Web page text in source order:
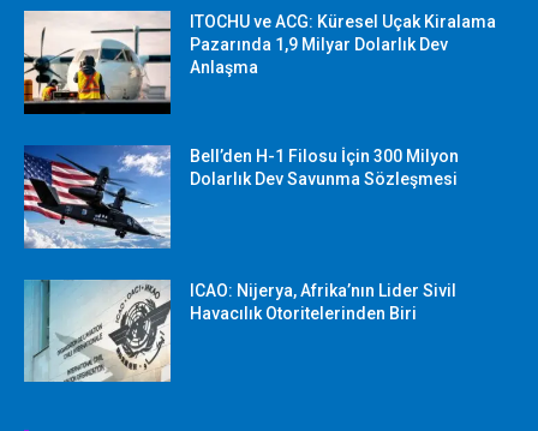
ITOCHU ve ACG: Küresel Uçak Kiralama
Pazarında 1,9 Milyar Dolarlık Dev
Anlaşma
Bell’den H-1 Filosu İçin 300 Milyon
Dolarlık Dev Savunma Sözleşmesi
ICAO: Nijerya, Afrika’nın Lider Sivil
Havacılık Otoritelerinden Biri